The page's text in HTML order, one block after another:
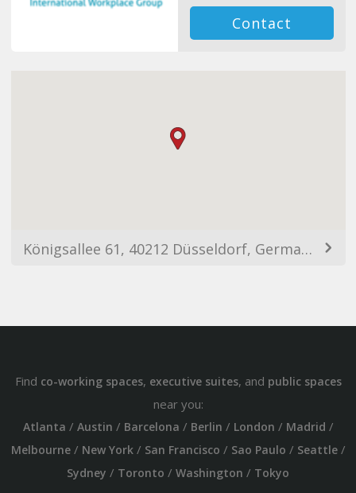
Contact
Königsallee 61, 40212 Düsseldorf, Germany
Find co-working spaces, executive suites, and public spaces
near you:
Atlanta / Austin / Barcelona / Berlin / London / Madrid /
Melbourne/ New York/ San Francisco / Sao Paulo / Seattle/
Sydney / Toronto / Washington / Tokyo